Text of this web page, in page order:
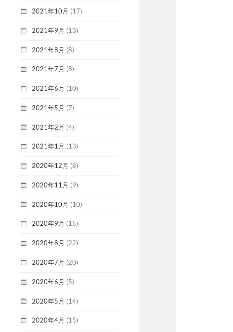
2021年10月 (17)
2021年9月 (13)
2021年8月 (8)
2021年7月 (8)
2021年6月 (10)
2021年5月 (7)
2021年2月 (4)
2021年1月 (13)
2020年12月 (8)
2020年11月 (9)
2020年10月 (10)
2020年9月 (15)
2020年8月 (22)
2020年7月 (20)
2020年6月 (5)
2020年5月 (14)
2020年4月 (15)